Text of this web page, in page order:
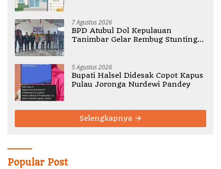
7 Agustus 2026
BPD Atubul Dol Kepulauan
Tanimbar Gelar Rembug Stunting
5 Agustus 2026
Bupati Halsel Didesak Copot Kapus
Pulau Joronga Nurdewi Pandey
Selengkapnya
Popular Post